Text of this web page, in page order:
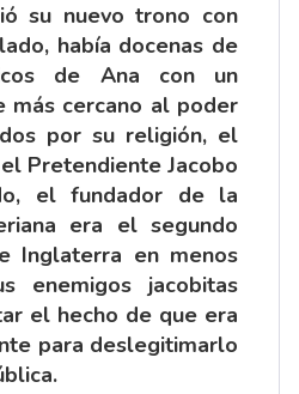
su nuevo trono con
había docenas de
de Ana con un
más cercano al poder
por su religión, el
Pretendiente Jacobo
el fundador de la
era el segundo
Inglaterra en menos
enemigos jacobitas
el hecho de que era
para deslegitimarlo